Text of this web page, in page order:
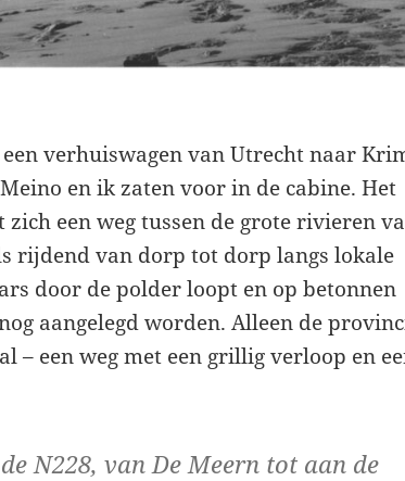
verhuiswagen van Utrecht naar
en ik zaten voor in de cabine. Het
een weg tussen de grote rivieren
rijdend van dorp tot dorp langs lokale
door de polder loopt en op betonnen
aangelegd worden. Alleen de
– een weg met een grillig verloop en
N228, van De Meern tot aan de